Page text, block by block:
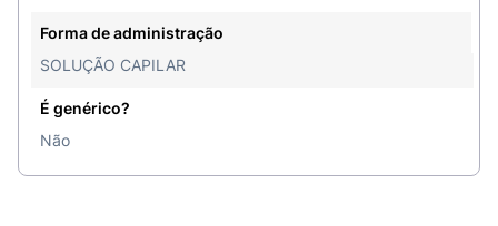
Forma de administração
SOLUÇÃO CAPILAR
É genérico?
Não